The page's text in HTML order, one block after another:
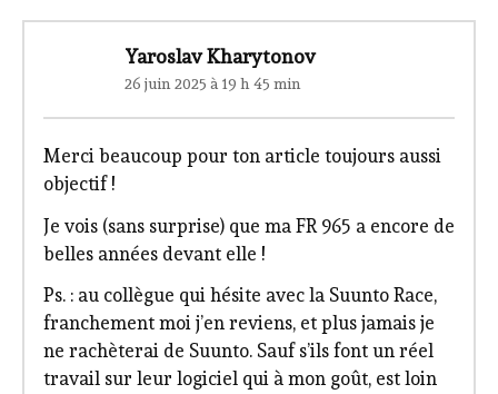
Yaroslav Kharytonov
objectif !
Je vois (sans surprise) que ma FR 965 a encore de
belles années devant elle !